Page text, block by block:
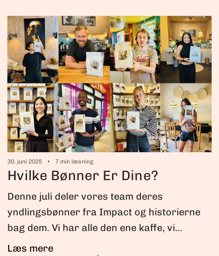
30. juni 2025 7 min læsning
Hvilke Bønner Er Dine?
Denne juli deler vores team deres
yndlingsbønner fra Impact og historierne
bag dem. Vi har alle den ene kaffe, vi...
Læs mere